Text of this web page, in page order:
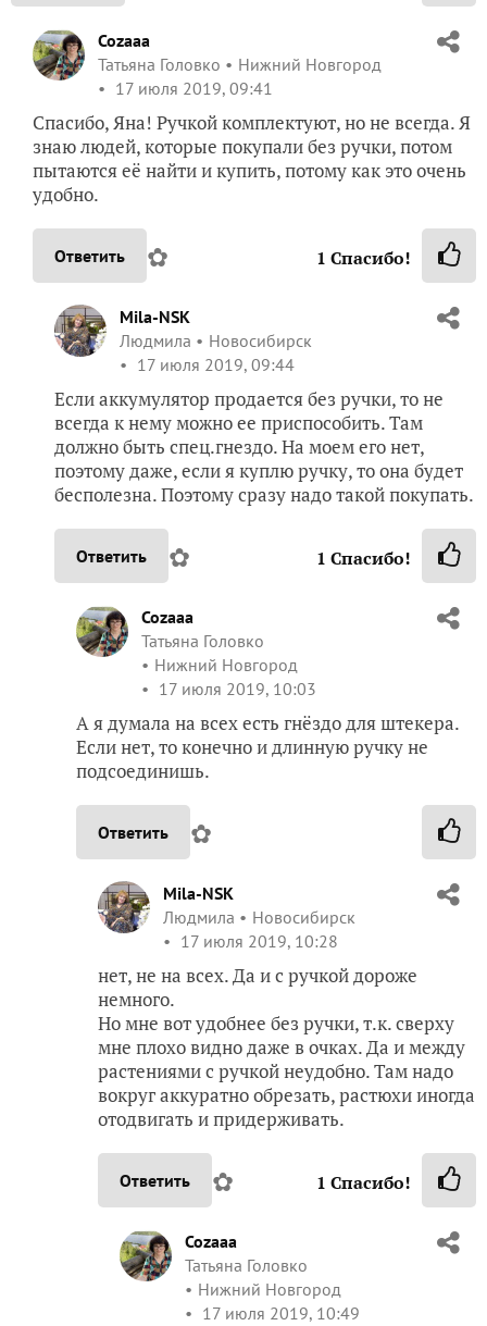
Cozaaa
Татьяна Головко
Нижний Новгород
17 июля 2019, 09:41
Спасибо, Яна! Ручкой комплектуют, но не всегда. Я
знаю людей, которые покупали без ручки, потом
пытаются её найти и купить, потому как это очень
удобно.
Ответить ✿ 1 Спасибо!
Mila-NSK
Людмила
Новосибирск
17 июля 2019, 09:44
Если аккумулятор продается без ручки, то не
всегда к нему можно ее приспособить. Там
должно быть спец.гнездо. На моем его нет,
поэтому даже, если я куплю ручку, то она будет
бесполезна. Поэтому сразу надо такой покупать.
Ответить ✿ 1 Спасибо!
Cozaaa
Татьяна Головко
Нижний Новгород
17 июля 2019, 10:03
А я думала на всех есть гнёздо для штекера.
Если нет, то конечно и длинную ручку не
подсоединишь.
Ответить ✿
Mila-NSK
Людмила
Новосибирск
17 июля 2019, 10:28
нет, не на всех. Да и с ручкой дороже
немного.
Но мне вот удобнее без ручки, т.к. сверху
мне плохо видно даже в очках. Да и между
растениями с ручкой неудобно. Там надо
вокруг аккуратно обрезать, растюхи иногда
отодвигать и придерживать.
Ответить ✿ 1 Спасибо!
Cozaaa
Татьяна Головко
Нижний Новгород
17 июля 2019, 10:49